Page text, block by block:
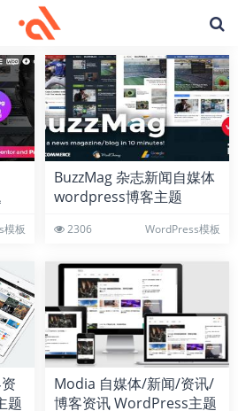
模板
BuzzMag 杂志新闻自媒体
wordpress博客主题
2306 WordPress模板
题
Modia 自媒体/新闻/资讯/
博客资讯 WordPress主题